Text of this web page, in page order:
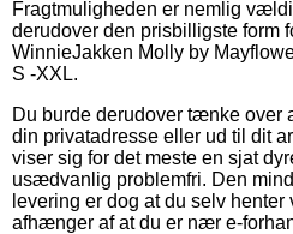
Fragtmuligheden er nemlig
derudover den prisbilligste form
WinnieJakken Molly by
S -XXL.
Du burde derudover tænke over
din privatadresse eller ud til dit
viser sig for det meste en sjat
usædvanlig problemfri. Den
levering er dog at du selv henter
afhænger af at du er nær e-